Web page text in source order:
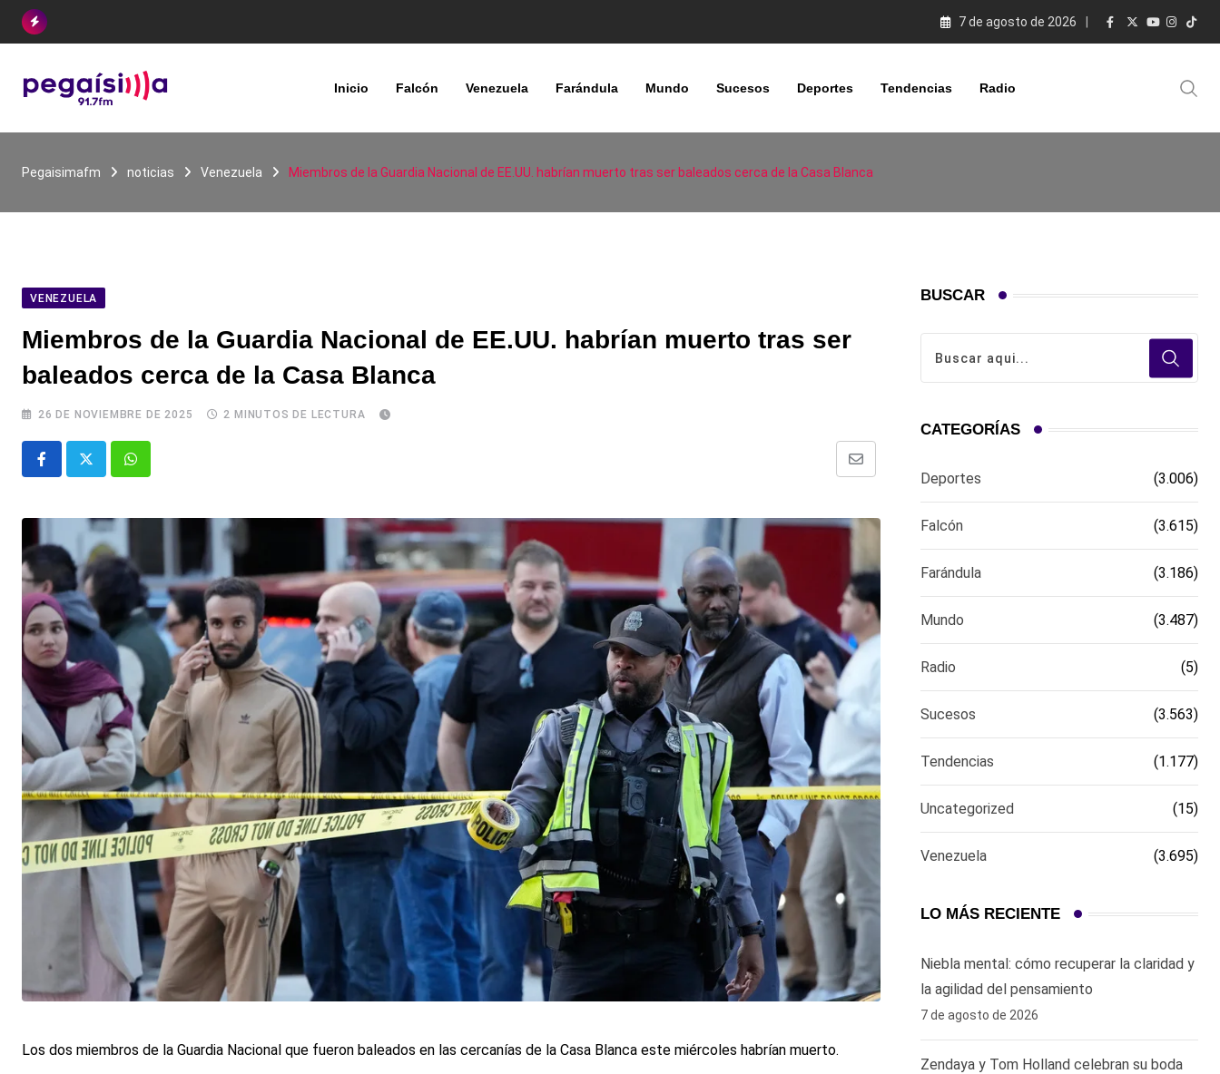
Skip
7 de agosto de 2026
Inicio Falcón Venezuela Farándula Mundo Sucesos Deportes Tendencias Radio
Pegaisimafm noticias Venezuela Miembros de la Guardia Nacional de EE.UU. habrían muerto tras ser baleados cerca de la Casa Blanca
VENEZUELA
Miembros de la Guardia Nacional de EE.UU. habrían muerto tras ser
baleados cerca de la Casa Blanca
26 DE NOVIEMBRE DE 2025 2 MINUTOS DE LECTURA
Whatsapp
Comparte
email
Los dos miembros de la Guardia Nacional que fueron baleados en las cercanías de la Casa Blanca este miércoles habrían muerto.
BUSCAR
CATEGORÍAS
Deportes (3.006)
Falcón (3.615)
Farándula (3.186)
Mundo (3.487)
Radio (5)
Sucesos (3.563)
Tendencias (1.177)
Uncategorized (15)
Venezuela (3.695)
LO MÁS RECIENTE
Niebla mental: cómo recuperar la claridad y
la agilidad del pensamiento
7 de agosto de 2026
Zendaya y Tom Holland celebran su boda